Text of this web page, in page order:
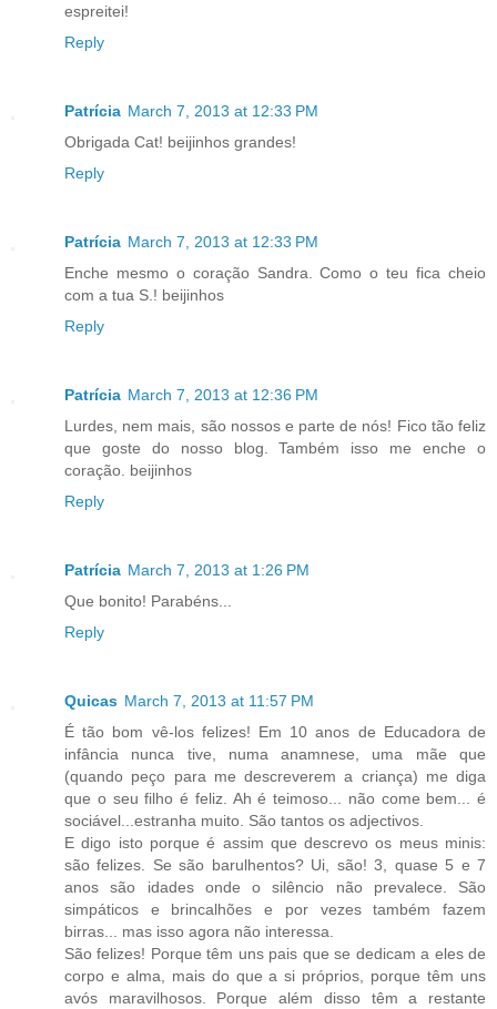
espreitei!
Reply
Patrícia March 7, 2013 at 12:33 PM
Obrigada Cat! beijinhos grandes!
Reply
Patrícia March 7, 2013 at 12:33 PM
Enche mesmo o coração Sandra. Como o teu fica cheio
com a tua S.! beijinhos
Reply
Patrícia March 7, 2013 at 12:36 PM
Lurdes, nem mais, são nossos e parte de nós! Fico tão feliz
que goste do nosso blog. Também isso me enche o
coração. beijinhos
Reply
Patrícia March 7, 2013 at 1:26 PM
Que bonito! Parabéns...
Reply
Quicas March 7, 2013 at 11:57 PM
É tão bom vê-los felizes! Em 10 anos de Educadora de
infância nunca tive, numa anamnese, uma mãe que
(quando peço para me descreverem a criança) me diga
que o seu filho é feliz. Ah é teimoso... não come bem... é
sociável...estranha muito. São tantos os adjectivos.
E digo isto porque é assim que descrevo os meus minis:
são felizes. Se são barulhentos? Ui, são! 3, quase 5 e 7
anos são idades onde o silêncio não prevalece. São
simpáticos e brincalhões e por vezes também fazem
birras... mas isso agora não interessa.
São felizes! Porque têm uns pais que se dedicam a eles de
corpo e alma, mais do que a si próprios, porque têm uns
avós maravilhosos. Porque além disso têm a restante